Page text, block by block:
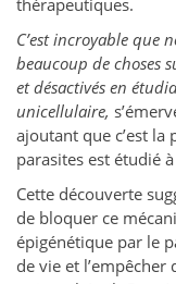
thérapeutiques.
C’est incroyable que
beaucoup de choses
et désactivés en
unicellulaire,
ajoutant que c’est la
parasites est étudié
Cette découverte
de bloquer ce
épigénétique par le
de vie et l’empêcher